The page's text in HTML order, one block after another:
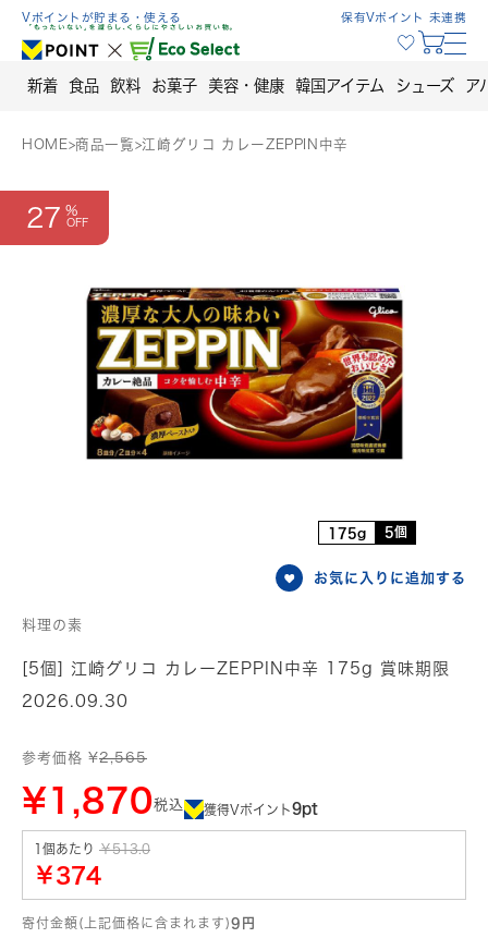
Skip
content
Vポイントが貯まる・使える 保有Vポイント 未連携
新着 食品 飲料 お菓子 美容・健康 韓国アイテム シューズ ア
HOME>商品一覧>江崎グリコ カレーZEPPIN中辛
27
175g 5個
お気に入りに追加する
料理の素
[5個] 江崎グリコ カレーZEPPIN中辛 175g 賞味期限
2026.09.30
参考価格 ¥2,565
¥1,870税込 獲得Vポイント9pt
1個あたり ￥513.0
￥374
寄付金額(上記価格に含まれます)9円